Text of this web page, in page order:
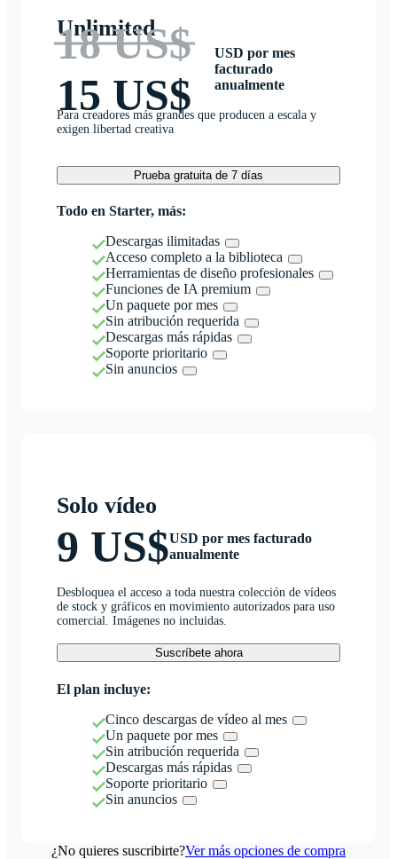
Unlimited
18 US$
15 US$
USD por mes
facturado
anualmente
Para creadores más grandes que producen a escala y
exigen libertad creativa
Prueba gratuita de 7 días
Todo en Starter, más:
Descargas ilimitadas
Acceso completo a la biblioteca
Herramientas de diseño profesionales
Funciones de IA premium
Un paquete por mes
Sin atribución requerida
Descargas más rápidas
Soporte prioritario
Sin anuncios
Solo vídeo
9 US$USD por mes facturado
anualmente
Desbloquea el acceso a toda nuestra colección de vídeos
de stock y gráficos en movimiento autorizados para uso
comercial. Imágenes no incluidas.
Suscríbete ahora
El plan incluye:
Cinco descargas de vídeo al mes
Un paquete por mes
Sin atribución requerida
Descargas más rápidas
Soporte prioritario
Sin anuncios
¿No quieres suscribirte?Ver más opciones de compra